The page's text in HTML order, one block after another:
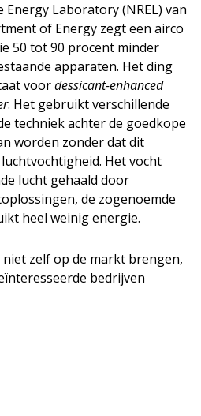
Laboratory (NREL) van
of Energy zegt een airco
50 tot 90 procent minder
apparaten. Het ding
voordessicant-enhanced
. Het gebruikt verschillende
techniek achter de goedkope
worden zonder dat dit
Het vocht
lucht gehaald door
de zogenoemde
heel weinig energie.
niet zelf op de markt brengen,
bedrijven